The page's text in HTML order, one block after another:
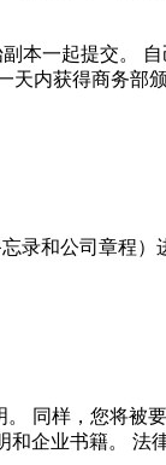
本一起提交。
天内获得商务部
录和公司章程）
同样，您将被
和企业书籍。 法